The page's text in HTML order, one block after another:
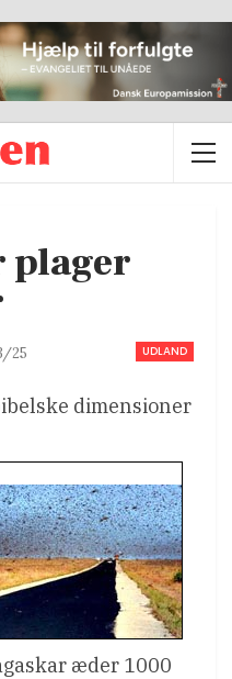
plager
UDLAND
25
dimensioner
æder 1000